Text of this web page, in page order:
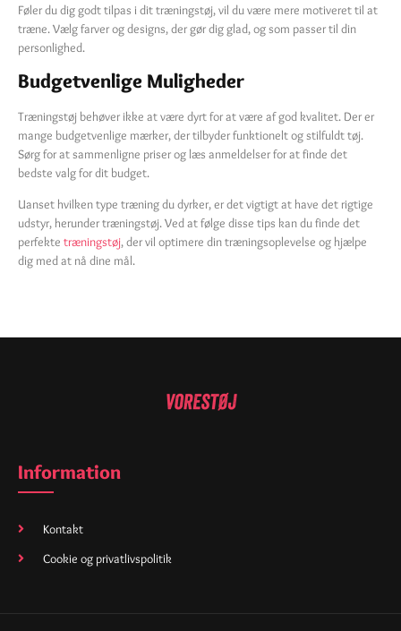
Føler du dig godt tilpas i dit træningstøj, vil du være mere motiveret til at
træne. Vælg farver og designs, der gør dig glad, og som passer til din
personlighed.
Budgetvenlige Muligheder
Træningstøj behøver ikke at være dyrt for at være af god kvalitet. Der er
mange budgetvenlige mærker, der tilbyder funktionelt og stilfuldt tøj.
Sørg for at sammenligne priser og læs anmeldelser for at finde det
bedste valg for dit budget.
Uanset hvilken type træning du dyrker, er det vigtigt at have det rigtige
udstyr, herunder træningstøj. Ved at følge disse tips kan du finde det
perfekte træningstøj, der vil optimere din træningsoplevelse og hjælpe
dig med at nå dine mål.
Information
Kontakt
Cookie og privatlivspolitik